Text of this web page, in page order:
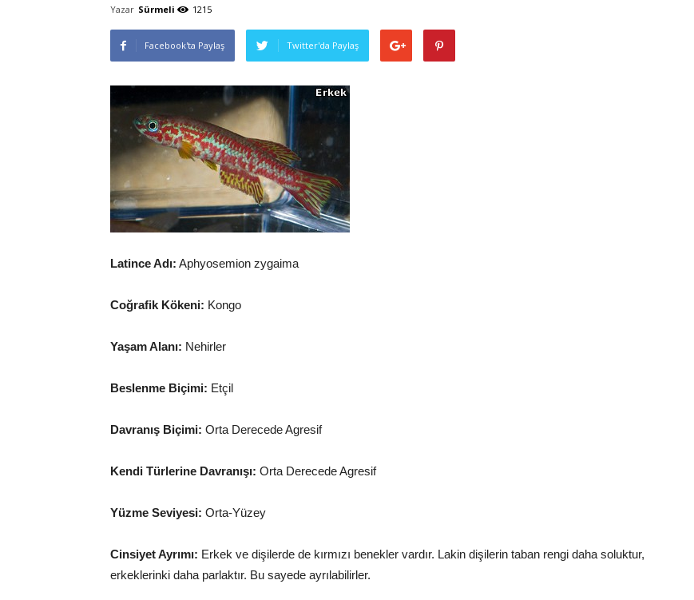
Yazar Sürmeli 1215
Facebook'ta Paylaş Twitter'da Paylaş
Latince Adı: Aphyosemion zygaima
Coğrafik Kökeni: Kongo
Yaşam Alanı: Nehirler
Beslenme Biçimi: Etçil
Davranış Biçimi: Orta Derecede Agresif
Kendi Türlerine Davranışı: Orta Derecede Agresif
Yüzme Seviyesi: Orta-Yüzey
Cinsiyet Ayrımı: Erkek ve dişilerde de kırmızı benekler vardır. Lakin dişilerin taban rengi daha soluktur,
erkeklerinki daha parlaktır. Bu sayede ayrılabilirler.